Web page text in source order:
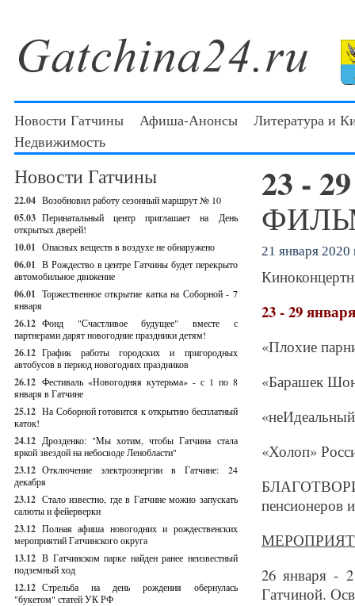
Новости Гатчины Афиша-Анонсы
Литература и
Недвижимость
Новости Гатчины
22.04 Возобновил работу сезонный маршрут № 10
05.03 Перинатальный центр приглашает на День
открытых дверей!
10.01 Опасных веществ в воздухе не обнаружено
06.01 В Рождество в центре Гатчины будет перекрыто
автомобильное движение
06.01 Торжественное открытие катка на Соборной - 7
января
26.12 Фонд "Счастливое будущее" вместе с
партнерами дарят новогодние праздники детям!
26.12 График работы городских и пригородных
автобусов в период новогодних праздников
26.12 Фестиваль «Новогодняя кутерьма» - с 1 по 8
января в Гатчине
25.12 На Соборной готовится к открытию бесплатный
каток!
24.12 Дрозденко: "Мы хотим, чтобы Гатчина стала
яркой звездой на небосводе Ленобласти"
23.12 Отключение электроэнергии в Гатчине: 24
декабря
23.12 Стало известно, где в Гатчине можно запускать
салюты и фейерверки
23.12 Полная афиша новогодних и рождественских
мероприятий Гатчинского округа
13.12 В Гатчинском парке найден ранее неизвестный
подземный ход
12.12 Стрельба на день рождения обернулась
"букетом" статей УК РФ
23 -
21 января 2020
23 - 29 января
«Плохие
«Барашек
«Холоп»
пенсионеров
26 января - 2
Гатчиной.